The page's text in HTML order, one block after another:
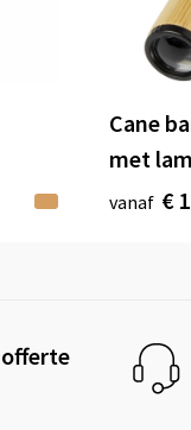
Cane
met
vanaf €
offerte